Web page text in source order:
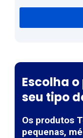
Escolha
seu tipo
Os produtos
pequenas,